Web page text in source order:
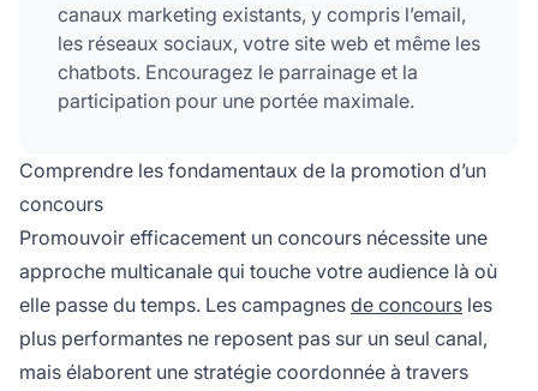
canaux marketing existants, y compris l’email,
les réseaux sociaux, votre site web et même les
chatbots. Encouragez le parrainage et la
participation pour une portée maximale.
Comprendre les fondamentaux de la promotion d’un
concours
Promouvoir efficacement un concours nécessite une
approche multicanale qui touche votre audience là où
elle passe du temps. Les campagnes de concours les
plus performantes ne reposent pas sur un seul canal,
mais élaborent une stratégie coordonnée à travers